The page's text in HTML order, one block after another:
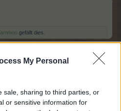
My Personal
sale, sharing to third parties, or
or sensitive information for
gefällt dies.